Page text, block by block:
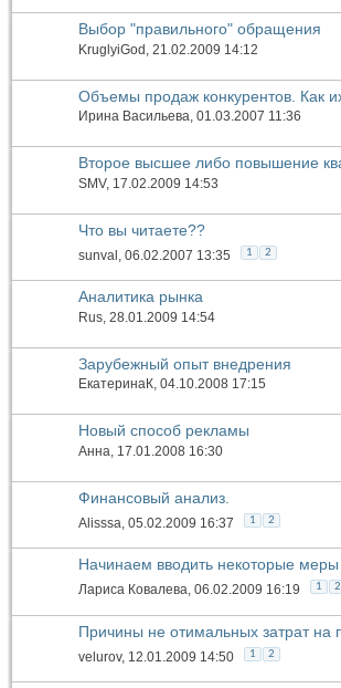
Выбор "правильного" обращения
KruglyiGod , 21.02.2009 14:12
Объемы продаж конкурентов. Как
Ирина Васильева, 01.03.2007 11:36
Второе высшее либо повышение
Помогите выбрать!
SMV, 17.02.2009 14:53
Что вы читаете??
sunval , 06.02.2007 13:35 1 2
Аналитика рынка
Rus , 28.01.2009 14:54
Зарубежный опыт внедрения
ЕкатеринаК, 04.10.2008 17:15
Новый способ рекламы
Анна , 17.01.2008 16:30
Финансовый анализ.
Alisssa, 05.02.2009 16:37 1 2
Начинаем вводить некоторые
работники бунтовать начали ...
Лариса Ковалева, 06.02.2009 16:19 1 2
Причины не отимальных затрат на
помощь
velurov, 12.01.2009 14:50 1 2